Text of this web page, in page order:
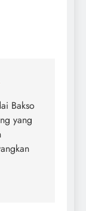
Bakso
yang